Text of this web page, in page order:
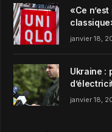
«Ce
janvier 18,
Ukraine :
janvier 18,